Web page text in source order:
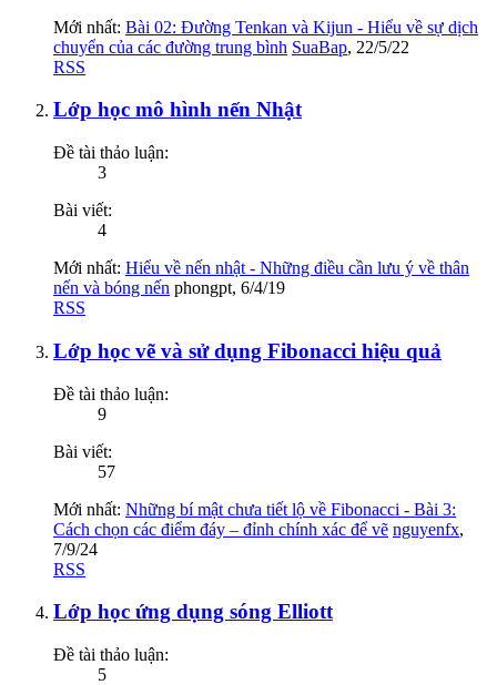
Mới nhất: Bài 02: Đường Tenkan và Kijun - Hiểu về sự dịch
chuyển của các đường trung bình SuaBap, 22/5/22
RSS
Lớp học mô hình nến Nhật
Đề tài thảo luận:
3
Bài viết:
4
Mới nhất: Hiểu về nến nhật - Những điều cần lưu ý về thân
nến và bóng nến phongpt, 6/4/19
RSS
Lớp học vẽ và sử dụng Fibonacci hiệu quả
Đề tài thảo luận:
9
Bài viết:
57
Mới nhất: Những bí mật chưa tiết lộ về Fibonacci - Bài 3:
Cách chọn các điểm đáy – đỉnh chính xác để vẽ nguyenfx,
7/9/24
RSS
Lớp học ứng dụng sóng Elliott
Đề tài thảo luận:
5